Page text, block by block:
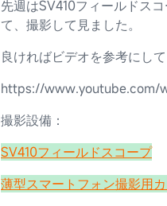
先週はSV410フィールドス
て、撮影して見ました。
良ければビデオを参考にして
https://www.youtube.com/
撮影設備：
SV410フィールドスコープ
薄型スマートフォン撮影用